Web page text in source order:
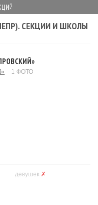
СЕКЦИИ И ШКОЛЫ
1 ФОТО
девушек ✗